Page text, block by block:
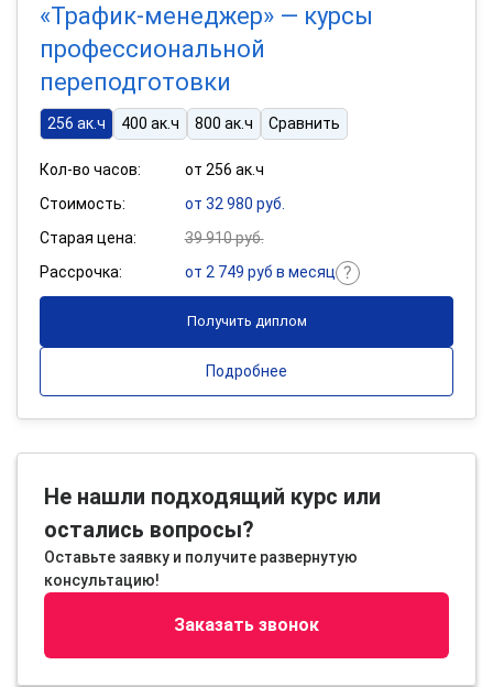
«Трафик-менеджер» — курсы
профессиональной
переподготовки
256 ак.ч 400 ак.ч 800 ак.ч Сравнить
Кол-во часов:
от 256 ак.ч
Стоимость:
от 32 980 руб.
Старая цена:
39 910 руб.
Рассрочка:
от 2 749 руб в месяц
Получить диплом
Подробнее
Не нашли подходящий курс или
остались вопросы?
Оставьте заявку и получите развернутую
консультацию!
Заказать звонок